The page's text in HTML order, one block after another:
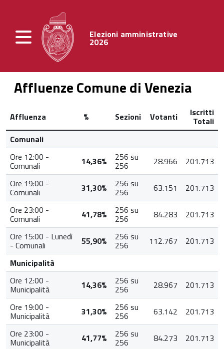
Elezioni amministrative
2026
Affluenze Comune di Venezia
Affluenza % Sezioni Votanti Iscritti
Totali
Comunali
Ore 12:00 -
Comunali 14,36% 256 su
256 28.966
201.713
Ore 19:00 -
Comunali 31,30% 256 su
256 63.151
201.713
Ore 23:00 -
Comunali 41,78% 256 su
256 84.283
201.713
Ore 15:00 - Lunedì
- Comunali 55,90% 256 su
256 112.767
201.713
Municipalità
Ore 12:00 -
Municipalità 14,36% 256 su
256 28.967
201.713
Ore 19:00 -
Municipalità 31,30% 256 su
256 63.142
201.713
Ore 23:00 -
Municipalità 41,77% 256 su
256 84.273
201.713